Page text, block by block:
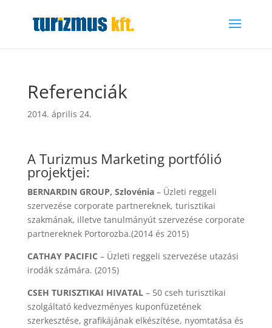
Referenciák
2014. április 24.
A Turizmus Marketing portfólió
projektjei:
BERNARDIN GROUP, Szlovénia– Üzleti reggeli
szervezése corporate partnereknek, turisztikai
szakmának, illetve tanulmányút szervezése corporate
partnereknek Portorozba.(2014 és 2015)
CATHAY PACIFIC – Üzleti reggeli szervezése utazási
irodák számára. (2015)
CSEH TURISZTIKAI HIVATAL– 50 cseh turisztikai
szolgáltató kedvezményes kuponfüzetének
szerkesztése, grafikájának elkészítése, nyomtatása és